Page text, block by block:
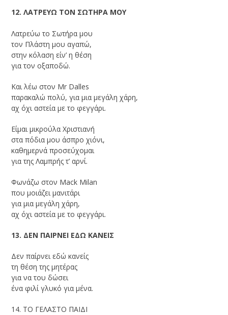
12. ΛΑΤΡΕΥΩ ΤΟΝ ΣΩΤΗΡΑ ΜΟΥ
Λατρεύω το Σωτήρα μου
τον Πλάστη μου αγαπώ,
στην κόλαση είν’ η θέση
για τον οξαποδώ.
Και λέω στον Mr Dalles
παρακαλώ πολύ, για μια μεγάλη χάρη,
αχ όχι αστεία με το φεγγάρι.
Είμαι μικρούλα Χριστιανή
στα πόδια μου άσπρο χιόνι,
καθημερνά προσεύχομαι
για της Λαμπρής τ’ αρνί.
Φωνάζω στον Mack Milan
που μοιάζει μανιτάρι
για μια μεγάλη χάρη,
αχ όχι αστεία με το φεγγάρι.
13. ΔΕΝ ΠΑΙΡΝΕΙ ΕΔΩ ΚΑΝΕΙΣ
Δεν παίρνει εδώ κανείς
τη θέση της μητέρας
για να του δώσει
ένα φιλί γλυκό για μένα.
14. ΤΟ ΓΕΛΑΣΤΟ ΠΑΙΔΙ